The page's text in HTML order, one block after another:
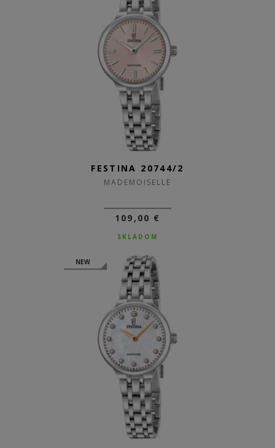
FESTINA 20744/2
MADEMOISELLE
109,00 €
SKLADOM
NEW